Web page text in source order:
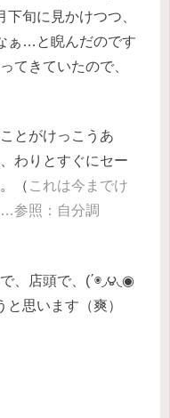
旬に見かけつつ、
ぁ…と睨んだのです
てきていたので、
とがけっこうあ
わりとすぐにセー
（ これは今までけ
参照：自分調
、店頭で、(΄◉◞౪◟◉
思います（爽）